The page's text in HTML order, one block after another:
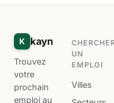
K kayn
Trouvez
votre
prochain
emploi au
UN
EMPLOI
Villes